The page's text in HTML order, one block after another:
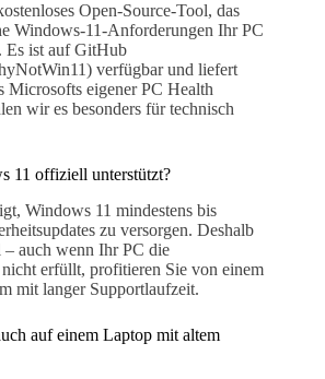
Open-Source-Tool, das
Windows-11-Anforderungen Ihr PC
Es ist auf GitHub
verfügbar und liefert
Microsofts eigener PC Health
wir es besonders für technisch
11 offiziell unterstützt?
Windows 11 mindestens bis
zu versorgen. Deshalb
auch wenn Ihr PC die
erfüllt, profitieren Sie von einem
mit langer Supportlaufzeit.
auf einem Laptop mit altem